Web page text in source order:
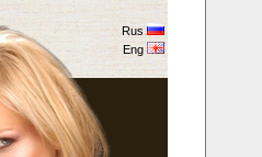
Rus
Eng